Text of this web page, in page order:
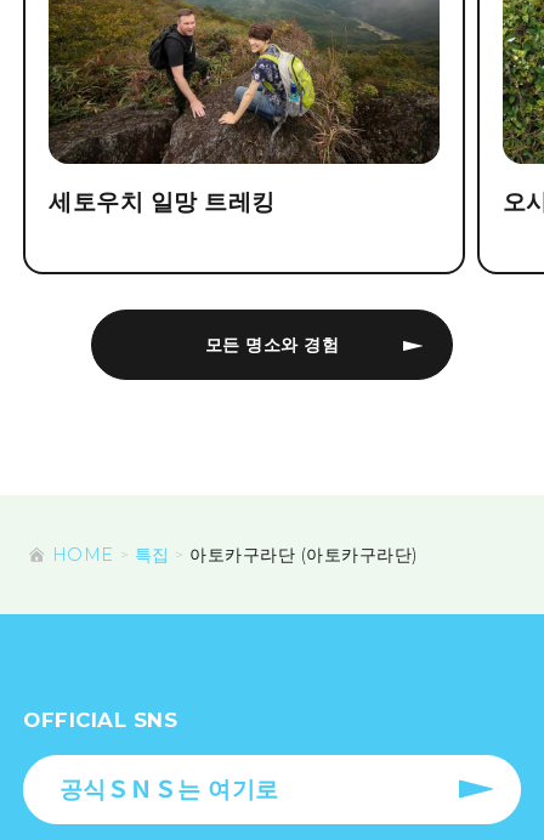
모든 명소와 경험
세토우치 일망 트레킹 오
HOME 특집 아토카구라단 (아토카구라단)
OFFICIAL SNS
공식ＳＮＳ는 여기로